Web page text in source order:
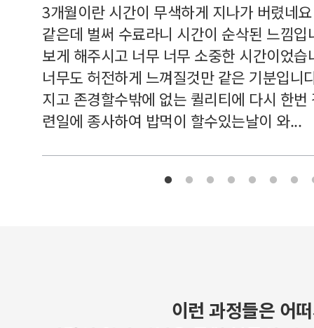
3개월이란 시간이 무색하게 지나가 버렸네
같은데 벌써 수료라니 시간이 순삭된 느낌
보게 해주시고 너무 너무 소중한 시간이었
너무도 허전하게 느껴질것만 같은 기분입니
지고 존경할수밖에 없는 퀼리티에 다시 한
련일에 종사하여 밥먹이 할수있는날이 와...
이런 과정들은 어